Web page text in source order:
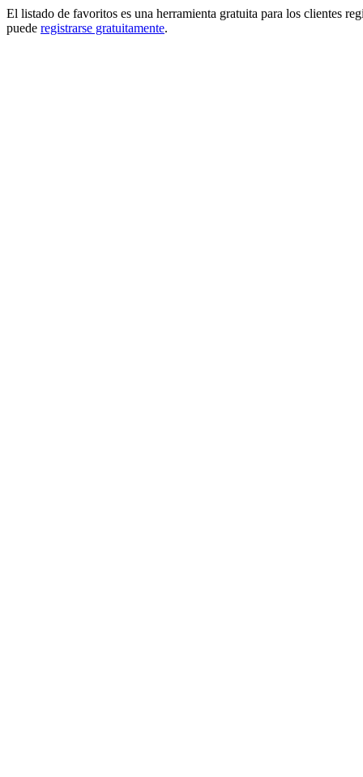
El listado de favoritos es una herramienta gratuita para los clientes
puede registrarse gratuitamente.